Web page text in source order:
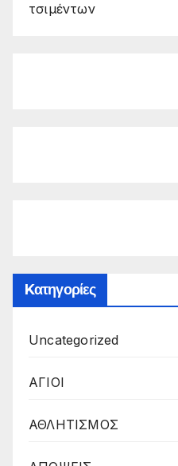
τσιμέντων
Kατηγορίες
Uncategorized
ΑΓΙΟΙ
ΑΘΛΗΤΙΣΜΟΣ